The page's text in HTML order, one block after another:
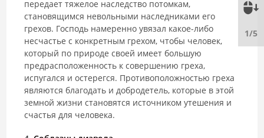
передает тяжелое наследство потомкам,
становящимся невольными наследниками его
грехов. Господь намеренно увязал какое-либо
несчастье с конкретным грехом, чтобы человек,
который по природе своей имеет большую
предрасположенность к совершению греха,
испугался и остерегся. Противоположностью греха
являются благодать и добродетель, которые в этой
земной жизни становятся источником утешения и
счастья для человека.
1/5